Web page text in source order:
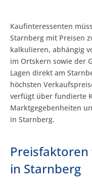
Kaufinteressenten
Starnberg mit Preisen
kalkulieren, abhängig
im Ortskern sowie der
Lagen direkt am
höchsten
verfügt über fundierte
Marktgegebenheiten
in Starnberg.
in Starnberg